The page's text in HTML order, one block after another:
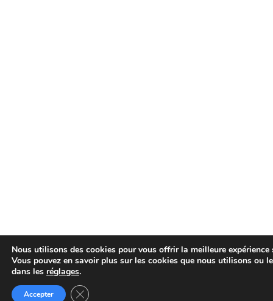
Nous utilisons des cookies pour vous offrir la meilleure expérience
Vous pouvez en savoir plus sur les cookies que nous utilisons ou
dans les réglages.
Accepter Fermer la bannière des cookies GDPR